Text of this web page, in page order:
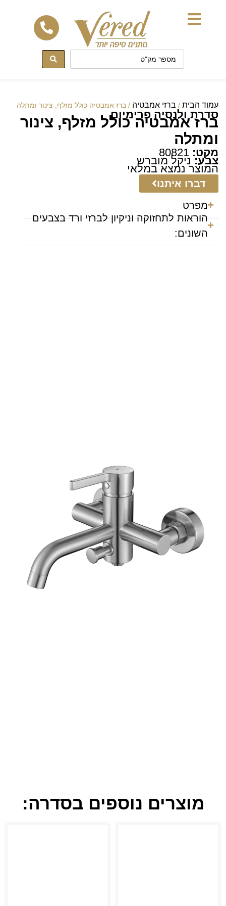
עמוד הבית / ברזי אמבטיה / ברז אמבטיה כולל מזלף, צינור ומתלה
סדרת ולנסיה פרימיום
ברז אמבטיה כולל מזלף, צינור
ומתלה
מקט:
צבע:ניקל מוברש
המוצר נמצא במלאי
דברו איתנו
מפרט
הוראות לתחזוקה וניקיון לברזי ורד בצבעים
השונים:
מוצרים נוספים בסדרה: